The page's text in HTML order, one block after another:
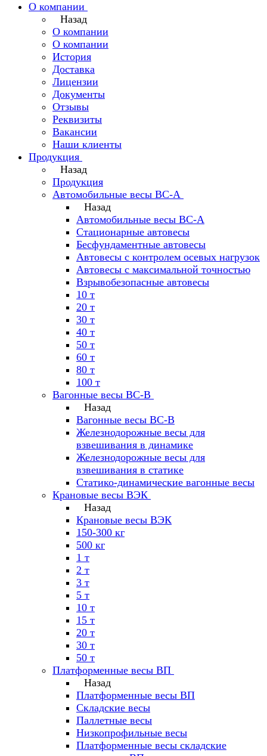
О компании
Назад
О компании
О компании
История
Доставка
Лицензии
Документы
Отзывы
Реквизиты
Вакансии
Наши клиенты
Продукция
Назад
Продукция
Автомобильные весы ВС-А
Назад
Автомобильные весы ВС-А
Стационарные автовесы
Бесфундаментные автовесы
Автовесы с контролем осевых нагрузок
Автовесы с максимальной точностью
Взрывобезопасные автовесы
10 т
20 т
30 т
40 т
50 т
60 т
80 т
100 т
Вагонные весы ВС-В
Назад
Вагонные весы ВС-В
Железнодорожные весы для
взвешивания в динамике
Железнодорожные весы для
взвешивания в статике
Статико-динамические вагонные весы
Крановые весы ВЭК
Назад
Крановые весы ВЭК
150-300 кг
500 кг
1 т
2 т
3 т
5 т
10 т
15 т
20 т
30 т
50 т
Платформенные весы ВП
Назад
Платформенные весы ВП
Складские весы
Паллетные весы
Низкопрофильные весы
Платформенные весы складские